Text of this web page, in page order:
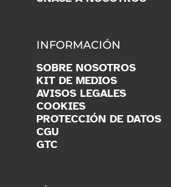
INFORMACIÓN
SOBRE NOSOTROS
KIT DE MEDIOS
AVISOS LEGALES
COOKIES
PROTECCIÓN DE DATOS
CGU
GTC